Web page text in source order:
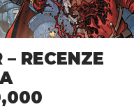
RECENZE